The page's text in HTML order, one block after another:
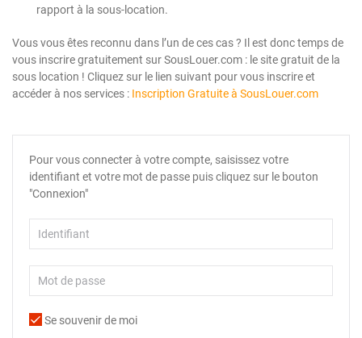
rapport à la sous-location.
Vous vous êtes reconnu dans l’un de ces cas ? Il est donc temps de
vous inscrire gratuitement sur SousLouer.com : le site gratuit de la
sous location ! Cliquez sur le lien suivant pour vous inscrire et
accéder à nos services : Inscription Gratuite à SousLouer.com
Pour vous connecter à votre compte, saisissez votre
identifiant et votre mot de passe puis cliquez sur le bouton
"Connexion"
Se souvenir de moi